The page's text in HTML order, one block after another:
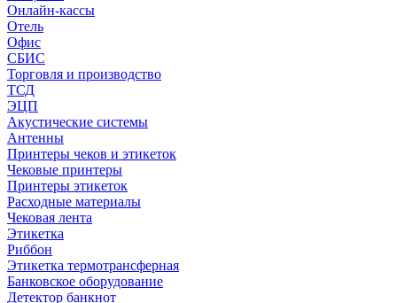
Онлайн-кассы
Отель
Офис
СБИС
Торговля и производство
ТСД
ЭЦП
Акустические системы
Антенны
Принтеры чеков и этикеток
Чековые принтеры
Принтеры этикеток
Расходные материалы
Чековая лента
Этикетка
Риббон
Этикетка термотрансферная
Банковское оборудование
Детектор банкнот